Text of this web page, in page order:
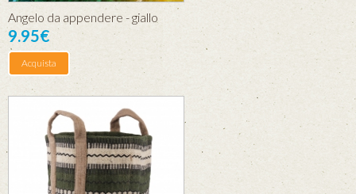
Angelo da appendere - giallo
9.95€
Acquista